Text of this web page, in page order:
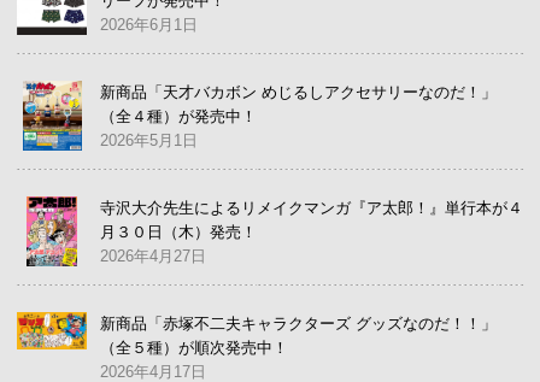
2026年6月1日
新商品「天才バカボン めじるしアクセサリーなのだ！」
（全４種）が発売中！
2026年5月1日
寺沢大介先生によるリメイクマンガ『ア太郎！』単行本が４
月３０日（木）発売！
2026年4月27日
新商品「赤塚不二夫キャラクターズ グッズなのだ！！」
（全５種）が順次発売中！
2026年4月17日